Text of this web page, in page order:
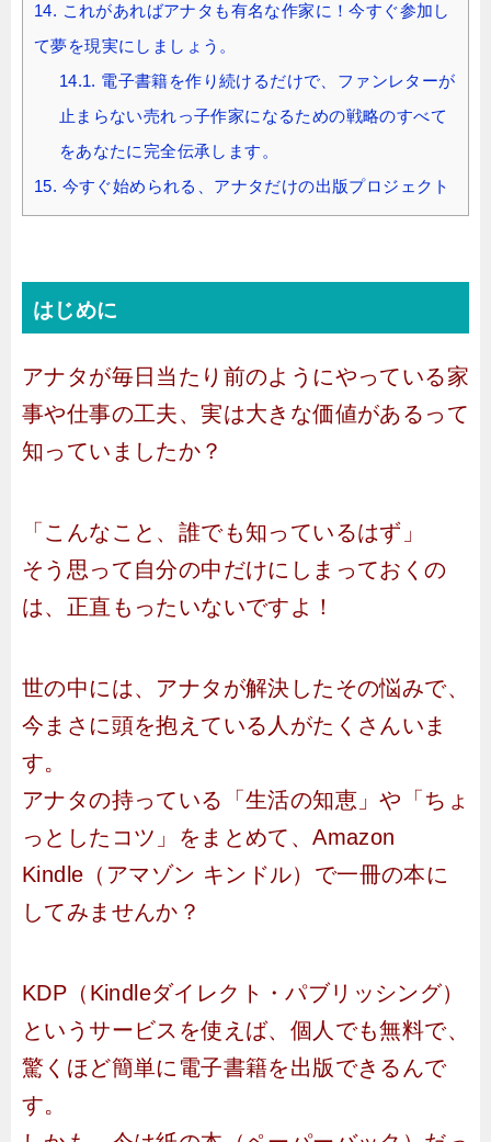
14. これがあればアナタも有名な作家に！今すぐ参加し
て夢を現実にしましょう。
14.1. 電子書籍を作り続けるだけで、ファンレターが
止まらない売れっ子作家になるための戦略のすべて
をあなたに完全伝承します。
15. 今すぐ始められる、アナタだけの出版プロジェクト
はじめに
アナタが毎日当たり前のようにやっている家
事や仕事の工夫、実は大きな価値があるって
知っていましたか？
「こんなこと、誰でも知っているはず」
そう思って自分の中だけにしまっておくの
は、正直もったいないですよ！
世の中には、アナタが解決したその悩みで、
今まさに頭を抱えている人がたくさんいま
す。
アナタの持っている「生活の知恵」や「ちょ
っとしたコツ」をまとめて、Amazon
Kindle（アマゾン キンドル）で一冊の本に
してみませんか？
KDP（Kindleダイレクト・パブリッシング）
というサービスを使えば、個人でも無料で、
驚くほど簡単に電子書籍を出版できるんで
す。